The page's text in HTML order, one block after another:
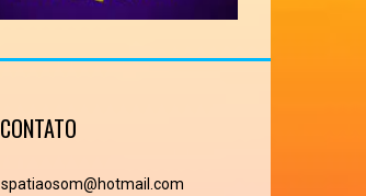
CONTATO
spatiaosom@hotmail.com